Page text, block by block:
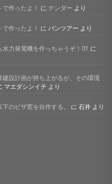
作ったよ！ に テンダー より
作ったよ！ に パンツアー より
力発電機を作っちゃうぞ！01 に
設計画が持ち上がるが、その環境
マエダシンイチ より
のピザ窯を自作する。 に石井 より